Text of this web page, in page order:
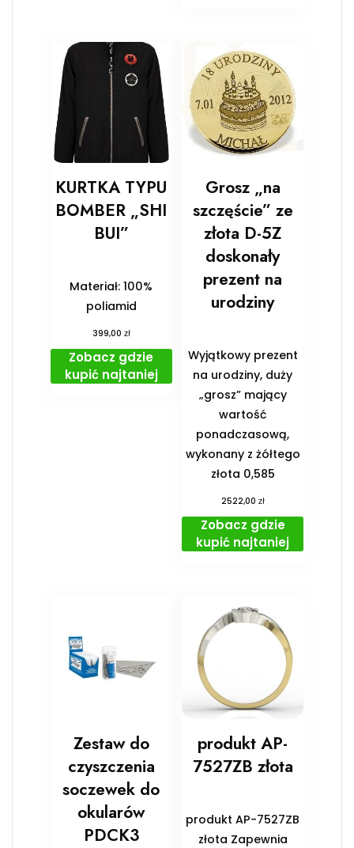
KURTKA TYPU
BOMBER „SHI
BUI”
Materiał: 100%
poliamid
399,00 zł
Zobacz gdzie
kupić najtaniej
Grosz „na
szczęście” ze
złota D-5Z
doskonały
prezent na
urodziny
Wyjątkowy prezent
na urodziny, duży
„grosz” mający
wartość
ponadczasową,
wykonany z żółtego
złota 0,585
2522,00 zł
Zobacz gdzie
kupić najtaniej
Zestaw do
czyszczenia
soczewek do
okularów
PDCK3
produkt AP-
7527ZB złota
produkt AP-7527ZB
złota Zapewnia